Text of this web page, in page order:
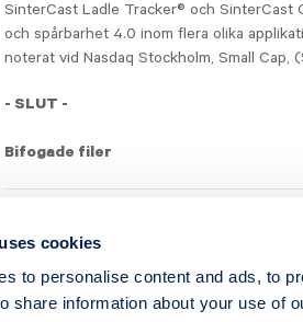
cookies
to personalise content and ads, to
share information about your use of
SinterCast Ladle Tracker® och
och spårbarhet 4.0 inom flera olika
noterat vid Nasdaq Stockholm, Small Cap,
- SLUT -
Bifogade filer